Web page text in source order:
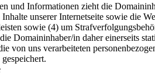
und Informationen zieht die
unserer Internetseite sowie die
sowie (4) um
Domaininhaber/in daher einerseits
von uns verarbeiteten